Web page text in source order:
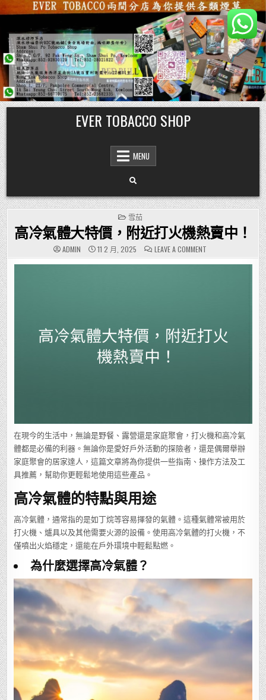
Skip
to
content
EVER TOBACCO SHOP
MENU
POSTED
IN
雪茄
高冷氣體大特價，附近打火機熱賣中！
ADMIN 11 2 月, 2025 LEAVE A COMMENT
高
冷
火
機
熱
在現今的生活中，無論是野餐、露營還是家庭聚會，打火機和高冷氣
體都是必備的利器。無論你是愛好戶外活動的探險者，還是偶爾舉辦
家庭聚會的居家達人，這篇文章將為你提供一些指南、操作方法及工
具推薦，幫助你更輕鬆地使用這些產品。
高冷氣體的特點與用途
高冷氣體，通常指的是如丁烷等容易揮發的氣體。這種氣體常被用於
打火機、爐具以及其他需要火源的設備。使用高冷氣體的打火機，不
僅噴出火焰穩定，還能在戶外環境中輕鬆點燃。
為什麼選擇高冷氣體？